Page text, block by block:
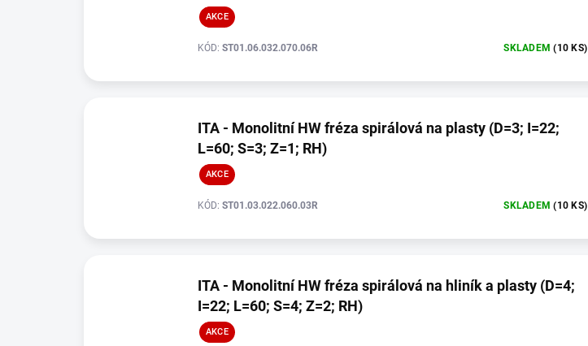
AKCE
SKLADEM(10 KS)
KÓD: ST01.06.032.070.06R
ITA - Monolitní HW fréza spirálová na plasty (D=3; I=22;
L=60; S=3; Z=1; RH)
AKCE
SKLADEM(10 KS)
KÓD: ST01.03.022.060.03R
ITA - Monolitní HW fréza spirálová na hliník a plasty (D=4;
I=22; L=60; S=4; Z=2; RH)
AKCE